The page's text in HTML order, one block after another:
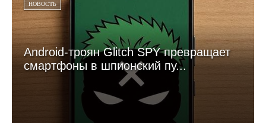
НОВОСТЬ
Android-троян Glitch SPY превращает
смартфоны в шпионский пу...